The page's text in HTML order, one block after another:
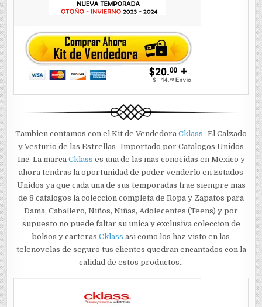
Tambien contamos con el Kit de Vendedora Cklass -El Calzado
y Vesturio de las Estrellas- Importado por Catalogos Unidos
Inc. La marca Cklass es una de las mas conocidas en Mexico y
ahora tendras la oportunidad de poder venderlo en Estados
Unidos ya que cada una de sus temporadas trae siempre mas
de 8 catalogos la coleccion completa de Ropa y Zapatos para
Dama, Caballero, Niños, Niñas, Adolecentes (Teens) y por
supuesto no puede faltar su unica y exclusiva coleccion de
bolsos y carteras Cklass asi como los haz visto en las
telenovelas de seguro tus clientes quedran encantados con la
calidad de estos productos..